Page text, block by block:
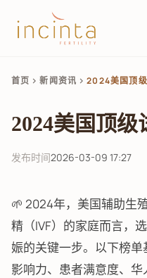
首页 chevron_right新闻资讯 chevron_right2024美国顶
2024美国顶
发布时间2026-03-09 17:27
🌱 2024年，美国辅助生
精（IVF）的家庭而言，
娠的关键一步。以下榜
影响力、患者满意度、